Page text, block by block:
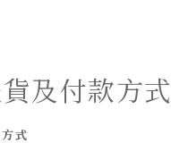
及付款方式
式